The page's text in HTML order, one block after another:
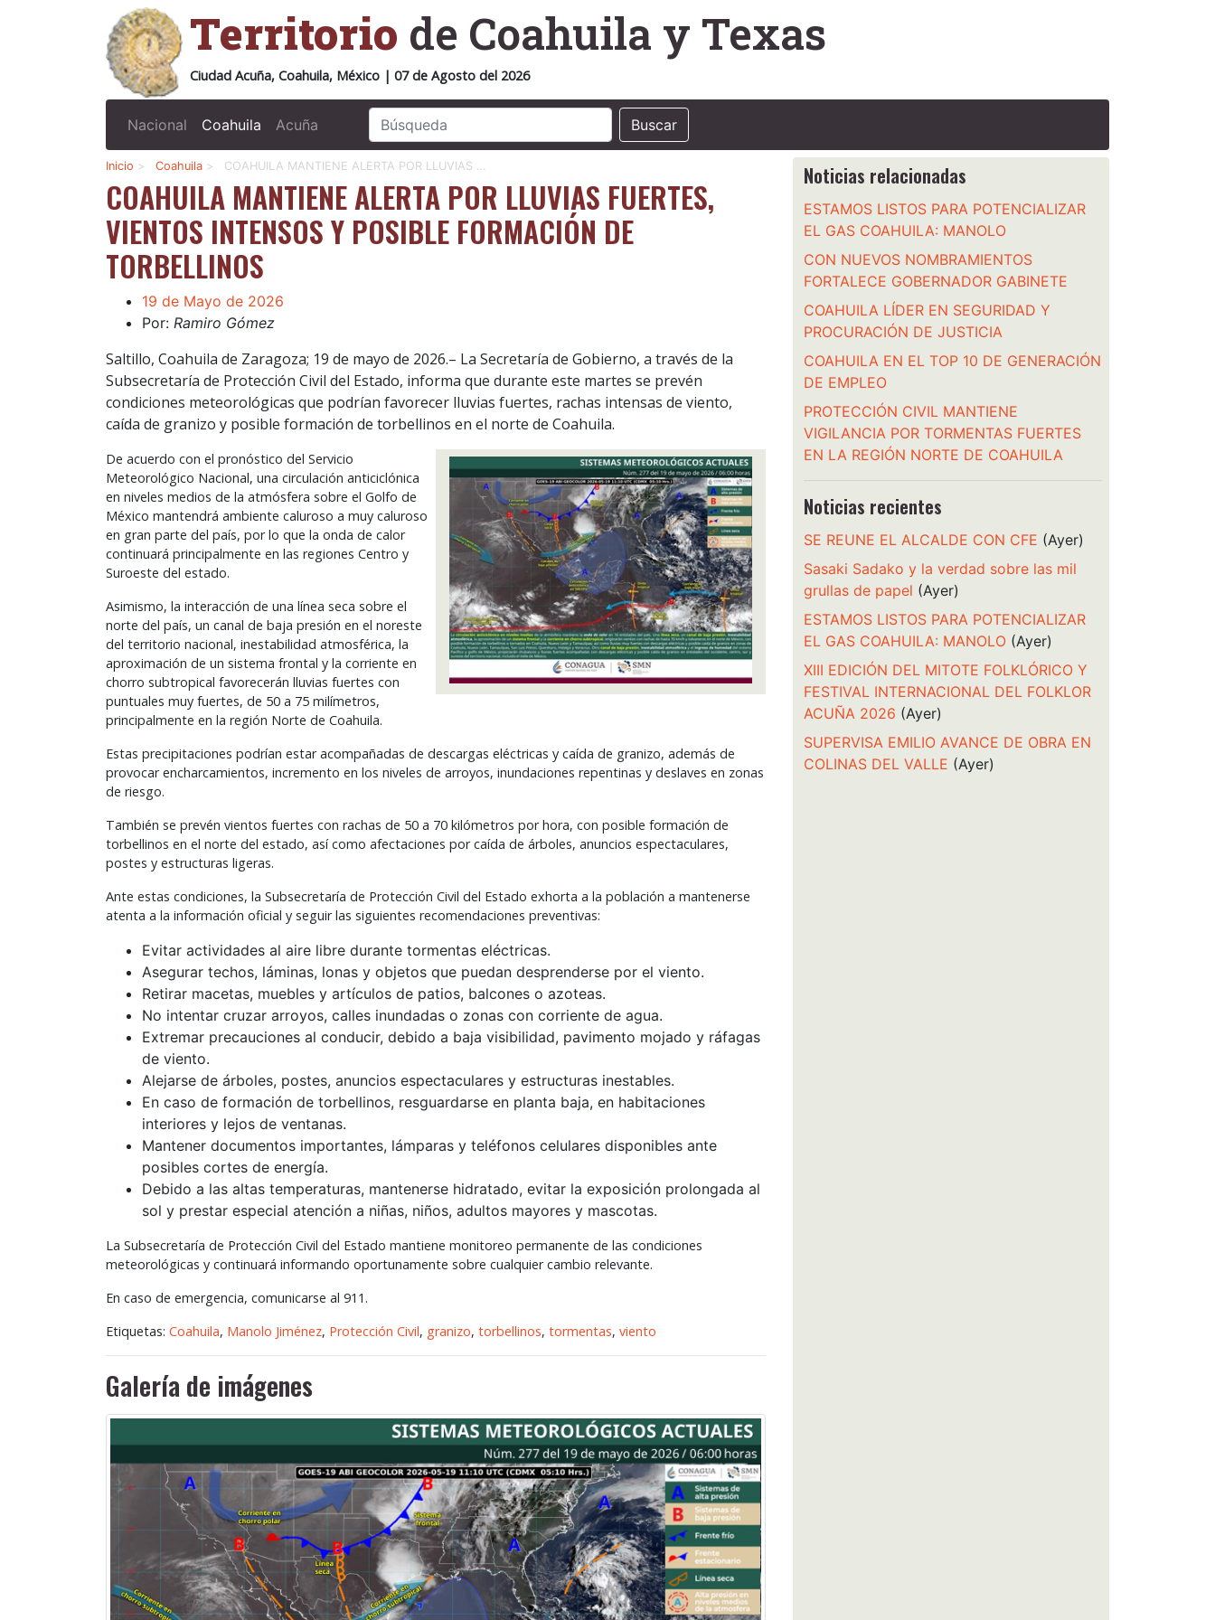
Territorio de Coahuila y Texas
Ciudad Acuña, Coahuila, México | 07 de Agosto del 2026
Nacional Coahuila Acuña Buscar
Inicio > Coahuila > COAHUILA MANTIENE ALERTA POR LLUVIAS …
COAHUILA MANTIENE ALERTA POR LLUVIAS FUERTES,
VIENTOS INTENSOS Y POSIBLE FORMACIÓN DE
TORBELLINOS
19 de Mayo de 2026
Por: Ramiro Gómez
Saltillo, Coahuila de Zaragoza; 19 de mayo de 2026.– La Secretaría de Gobierno, a través de la
Subsecretaría de Protección Civil del Estado, informa que durante este martes se prevén
condiciones meteorológicas que podrían favorecer lluvias fuertes, rachas intensas de viento,
caída de granizo y posible formación de torbellinos en el norte de Coahuila.
De acuerdo con el pronóstico del Servicio
Meteorológico Nacional, una circulación anticiclónica
en niveles medios de la atmósfera sobre el Golfo de
México mantendrá ambiente caluroso a muy caluroso
en gran parte del país, por lo que la onda de calor
continuará principalmente en las regiones Centro y
Suroeste del estado.
Asimismo, la interacción de una línea seca sobre el
norte del país, un canal de baja presión en el noreste
del territorio nacional, inestabilidad atmosférica, la
aproximación de un sistema frontal y la corriente en
chorro subtropical favorecerán lluvias fuertes con
puntuales muy fuertes, de 50 a 75 milímetros,
principalmente en la región Norte de Coahuila.
Estas precipitaciones podrían estar acompañadas de descargas eléctricas y caída de granizo, además de
provocar encharcamientos, incremento en los niveles de arroyos, inundaciones repentinas y deslaves en zonas
de riesgo.
También se prevén vientos fuertes con rachas de 50 a 70 kilómetros por hora, con posible formación de
torbellinos en el norte del estado, así como afectaciones por caída de árboles, anuncios espectaculares,
postes y estructuras ligeras.
Ante estas condiciones, la Subsecretaría de Protección Civil del Estado exhorta a la población a mantenerse
atenta a la información oficial y seguir las siguientes recomendaciones preventivas:
Evitar actividades al aire libre durante tormentas eléctricas.
Asegurar techos, láminas, lonas y objetos que puedan desprenderse por el viento.
Retirar macetas, muebles y artículos de patios, balcones o azoteas.
No intentar cruzar arroyos, calles inundadas o zonas con corriente de agua.
Extremar precauciones al conducir, debido a baja visibilidad, pavimento mojado y ráfagas
de viento.
Alejarse de árboles, postes, anuncios espectaculares y estructuras inestables.
En caso de formación de torbellinos, resguardarse en planta baja, en habitaciones
interiores y lejos de ventanas.
Mantener documentos importantes, lámparas y teléfonos celulares disponibles ante
posibles cortes de energía.
Debido a las altas temperaturas, mantenerse hidratado, evitar la exposición prolongada al
sol y prestar especial atención a niñas, niños, adultos mayores y mascotas.
La Subsecretaría de Protección Civil del Estado mantiene monitoreo permanente de las condiciones
meteorológicas y continuará informando oportunamente sobre cualquier cambio relevante.
En caso de emergencia, comunicarse al 911.
Etiquetas: Coahuila, Manolo Jiménez, Protección Civil, granizo, torbellinos, tormentas, viento
Galería de imágenes
Noticias relacionadas
ESTAMOS LISTOS PARA POTENCIALIZAR
EL GAS COAHUILA: MANOLO
CON NUEVOS NOMBRAMIENTOS
FORTALECE GOBERNADOR GABINETE
COAHUILA LÍDER EN SEGURIDAD Y
PROCURACIÓN DE JUSTICIA
COAHUILA EN EL TOP 10 DE GENERACIÓN
DE EMPLEO
PROTECCIÓN CIVIL MANTIENE
VIGILANCIA POR TORMENTAS FUERTES
EN LA REGIÓN NORTE DE COAHUILA
Noticias recientes
SE REUNE EL ALCALDE CON CFE (Ayer)
Sasaki Sadako y la verdad sobre las mil
grullas de papel (Ayer)
ESTAMOS LISTOS PARA POTENCIALIZAR
EL GAS COAHUILA: MANOLO (Ayer)
XIII EDICIÓN DEL MITOTE FOLKLÓRICO Y
FESTIVAL INTERNACIONAL DEL FOLKLOR
ACUÑA 2026 (Ayer)
SUPERVISA EMILIO AVANCE DE OBRA EN
COLINAS DEL VALLE (Ayer)